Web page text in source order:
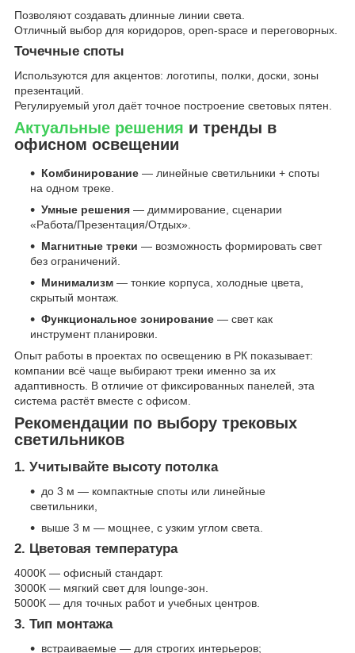
Позволяют создавать длинные линии света.
Отличный выбор для коридоров, open-space и переговорных.
Точечные споты
Используются для акцентов: логотипы, полки, доски, зоны
презентаций.
Регулируемый угол даёт точное построение световых пятен.
Актуальные решения и тренды в
офисном освещении
Комбинирование — линейные светильники + споты
на одном треке.
Умные решения — диммирование, сценарии
«Работа/Презентация/Отдых».
Магнитные треки — возможность формировать свет
без ограничений.
Минимализм — тонкие корпуса, холодные цвета,
скрытый монтаж.
Функциональное зонирование — свет как
инструмент планировки.
Опыт работы в проектах по освещению в РК показывает:
компании всё чаще выбирают треки именно за их
адаптивность. В отличие от фиксированных панелей, эта
система растёт вместе с офисом.
Рекомендации по выбору трековых
светильников
1. Учитывайте высоту потолка
до 3 м — компактные споты или линейные
светильники,
выше 3 м — мощнее, с узким углом света.
2. Цветовая температура
4000К — офисный стандарт.
3000К — мягкий свет для lounge-зон.
5000К — для точных работ и учебных центров.
3. Тип монтажа
встраиваемые — для строгих интерьеров;